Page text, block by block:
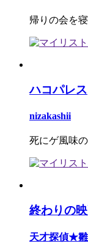
帰りの会を
ハコパレス
nizakashii
死にゲ風味
終わりの
天才探偵★